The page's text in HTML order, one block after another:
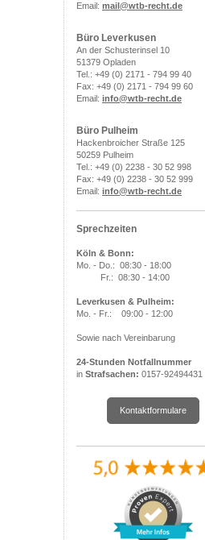
Email: mail@wtb-recht.de
Büro Leverkusen
An der Schusterinsel 10
51379 Opladen
Tel.: +49 (0) 2171 - 794 99 40
Fax: +49 (0) 2171 - 794 99 60
Email: info@wtb-recht.de
Büro Pulheim
Hackenbroicher Straße 125
50259 Pulheim
Tel.: +49 (0) 2238 - 30 52 998
Fax: +49 (0) 2238 - 30 52 999
Email: info@wtb-recht.de
Sprechzeiten
Köln & Bonn:
Mo. - Do.: 08:30 - 18:00
Fr.: 08:30 - 14:00
Leverkusen & Pulheim:
Mo. - Fr.: 09:00 - 12:00
Sowie nach Vereinbarung
24-Stunden Notfallnummer
in Strafsachen: 0157-92494431
Kontaktformulare